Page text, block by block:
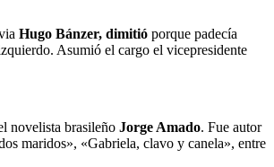
Hugo Bánzer, dimitió porque padecía
Asumió el cargo el vicepresidente
novelista brasileño Jorge Amado. Fue autor
maridos», «Gabriela, clavo y canela», entre